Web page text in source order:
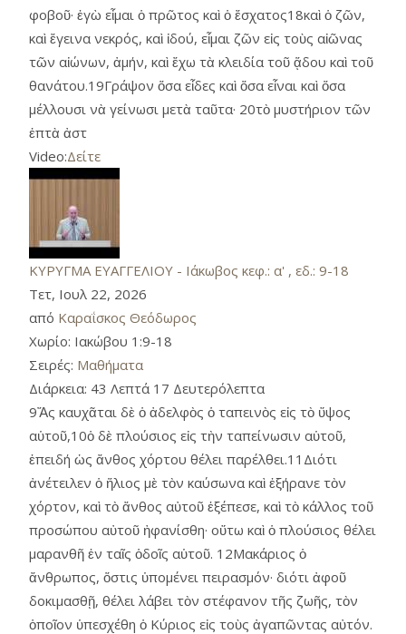
φοβοῦ· ἐγὼ εἶμαι ὁ πρῶτος καὶ ὁ ἔσχατος18καὶ ὁ ζῶν,
καὶ ἔγεινα νεκρός, καὶ ἰδού, εἶμαι ζῶν εἰς τοὺς αἰῶνας
τῶν αἰώνων, ἀμήν, καὶ ἔχω τὰ κλειδία τοῦ ᾅδου καὶ τοῦ
θανάτου.19Γράψον ὅσα εἶδες καὶ ὅσα εἶναι καὶ ὅσα
μέλλουσι νὰ γείνωσι μετὰ ταῦτα· 20τὸ μυστήριον τῶν
ἑπτὰ ἀστ
Video:Δείτε
ΚΥΡΥΓΜΑ ΕΥΑΓΓΕΛΙΟΥ - Ιάκωβος κεφ.: α' , εδ.: 9-18
Τετ, Ιουλ 22, 2026
από Καραΐσκος Θεόδωρος
Χωρίο: Ιακώβου 1:9-18
Σειρές: Μαθήματα
Διάρκεια: 43 Λεπτά 17 Δευτερόλεπτα
9Ἄς καυχᾶται δὲ ὁ ἀδελφὸς ὁ ταπεινὸς εἰς τὸ ὕψος
αὑτοῦ,10ὁ δὲ πλούσιος εἰς τὴν ταπείνωσιν αὑτοῦ,
ἐπειδή ὡς ἄνθος χόρτου θέλει παρέλθει.11Διότι
ἀνέτειλεν ὁ ἥλιος μὲ τὸν καύσωνα καὶ ἐξήρανε τὸν
χόρτον, καὶ τὸ ἄνθος αὐτοῦ ἐξέπεσε, καὶ τὸ κάλλος τοῦ
προσώπου αὐτοῦ ἠφανίσθη· οὕτω καὶ ὁ πλούσιος θέλει
μαρανθῆ ἐν ταῖς ὁδοῖς αὑτοῦ. 12Μακάριος ὁ
ἄνθρωπος, ὅστις ὑπομένει πειρασμόν· διότι ἀφοῦ
δοκιμασθῇ, θέλει λάβει τὸν στέφανον τῆς ζωῆς, τὸν
ὁποῖον ὑπεσχέθη ὁ Κύριος εἰς τοὺς ἀγαπῶντας αὐτόν.